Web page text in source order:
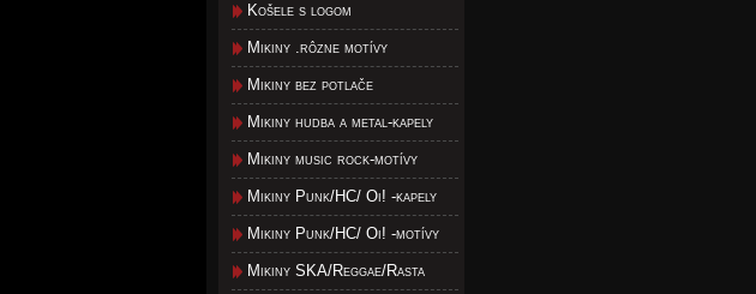
Košele s logom
Mikiny .rôzne motívy
Mikiny bez potlače
Mikiny hudba a metal-kapely
Mikiny music rock-motívy
Mikiny Punk/HC/ Oi! -kapely
Mikiny Punk/HC/ Oi! -motívy
Mikiny SKA/Reggae/Rasta